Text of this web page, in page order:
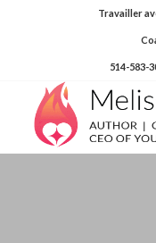
Travailler
514-583-